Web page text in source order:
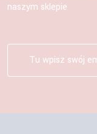
naszym sklepie